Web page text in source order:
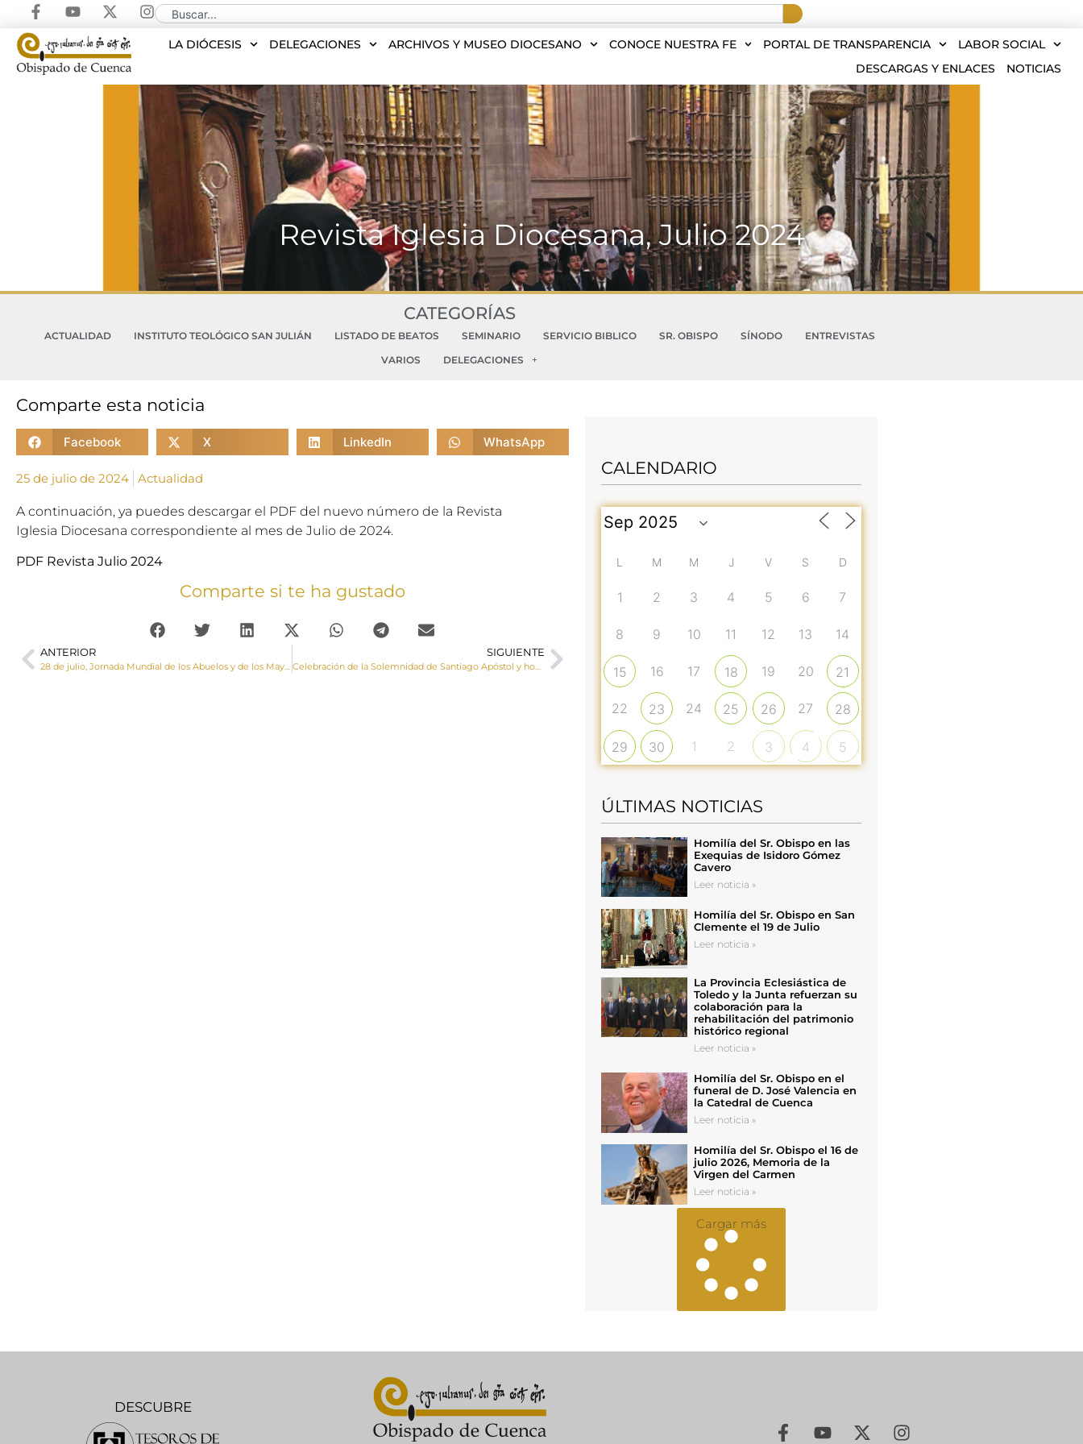
LA DIÓCESIS DELEGACIONES ARCHIVOS Y MUSEO DIOCESANO CONOCE NUESTRA FE PORTAL DE TRANSPARENCIA
LABOR SOCIAL
DESCARGAS Y ENLACES
NOTICIAS
Revista Iglesia Diocesana, Julio 2024
CATEGORÍAS
ACTUALIDAD INSTITUTO TEOLÓGICO SAN JULIÁN LISTADO DE BEATOS SEMINARIO SERVICIO BIBLICO SR. OBISPO SÍNODO
ENTREVISTAS
VARIOS
DELEGACIONES
Comparte esta noticia
Facebook X LinkedIn WhatsApp
25 de julio de 2024 Actualidad
A continuación, ya puedes descargar el PDF del nuevo número de la Revista
Iglesia Diocesana correspondiente al mes de Julio de 2024.
PDF Revista Julio 2024
Comparte si te ha gustado
ANTERIOR
28 de julio, Jornada Mundial de los Abuelos y de los Mayores 2024: “En la vejez no me abandones” (cf. Sal 71,9)
SIGUIENTE
Celebración de la Solemnidad de Santiago Apóstol y homenaje-despedida a las Hijas de la Caridad de San Vicente de Paúl quienes abandonan Cuenca después 147 años
CALENDARIO
L M M J V S D
1 2 3 4 5 6 7
8 9 10 11 12 13 14
15 16 17 18 19 20 21
22 23 24 25 26 27 28
29 30 1 2 3 4 5
ÚLTIMAS NOTICIAS
Homilía del Sr. Obispo en las
Exequias de Isidoro Gómez
Cavero
Leer noticia »
Homilía del Sr. Obispo en San
Clemente el 19 de Julio
Leer noticia »
La Provincia Eclesiástica de
Toledo y la Junta refuerzan su
colaboración para la
rehabilitación del patrimonio
histórico regional
Leer noticia »
Homilía del Sr. Obispo en el
funeral de D. José Valencia en
la Catedral de Cuenca
Leer noticia »
Homilía del Sr. Obispo el 16 de
julio 2026, Memoria de la
Virgen del Carmen
Leer noticia »
Cargar más
DESCUBRE